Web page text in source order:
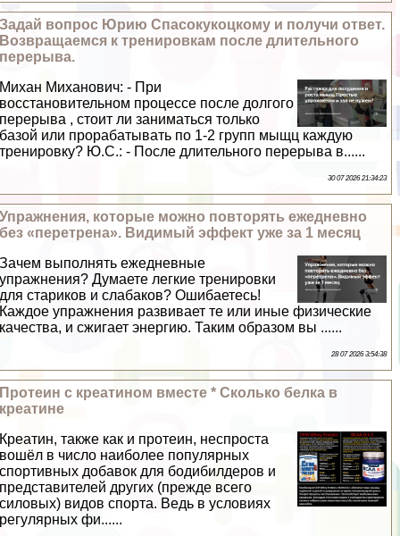
Задай вопрос Юрию Спасокукоцкому и получи ответ.
Возвращаемся к тренировкам после длительного
перерыва.
Михан Миханович: - При
восстановительном процессе после долгого
перерыва , стоит ли заниматься только
базой или проpaбатывать по 1-2 групп мыщц каждую
тренировку? Ю.С.: - После длительного перерыва в......
30 07 2026 21:34:23
Упражнения, которые можно повторять ежедневно
без «перетрена». Видимый эффект уже за 1 месяц
Зачем выполнять ежедневные
упражнения? Думаете легкие тренировки
для стариков и слабаков? Ошибаетесь!
Каждое упражнения развивает те или иные физические
качества, и сжигает энергию. Таким образом вы ......
28 07 2026 3:54:38
Протеин с креатином вместе * Сколько белка в
креатине
Креатин, также как и протеин, неспроста
вошёл в число наиболее популярных
спортивных добавок для бодибилдеров и
представителей других (прежде всего
силовых) видов спорта. Ведь в условиях
регулярных фи......